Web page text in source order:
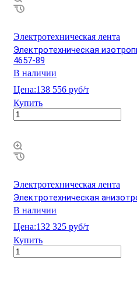
Электротехническая лента
Электротехническая
4657-89
В наличии
Цена:138 556 руб/т
Купить
Электротехническая лента
Электротехническая
В наличии
Цена:132 325 руб/т
Купить